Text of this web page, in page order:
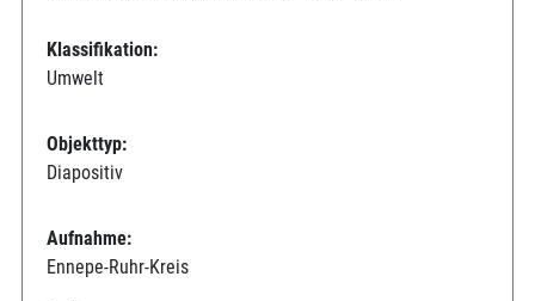
Klassifikation:
Umwelt
Objekttyp:
Diapositiv
Aufnahme:
Ennepe-Ruhr-Kreis